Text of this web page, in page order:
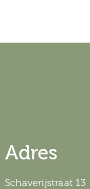
Adres
Schaverijstraat 13